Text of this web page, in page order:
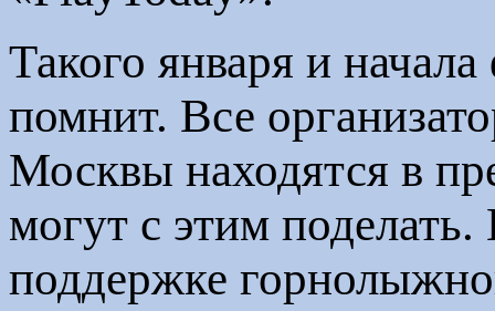
Такого января и
помнит. Все
Москвы находятся в
могут с этим
поддержке